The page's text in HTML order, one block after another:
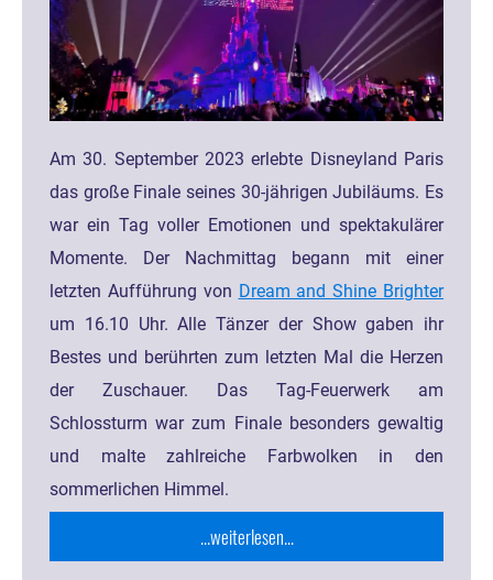
Am 30. September 2023 erlebte Disneyland Paris
das große Finale seines 30-jährigen Jubiläums. Es
war ein Tag voller Emotionen und spektakulärer
Momente. Der Nachmittag begann mit einer
letzten Aufführung von Dream and Shine Brighter
um 16.10 Uhr. Alle Tänzer der Show gaben ihr
Bestes und berührten zum letzten Mal die Herzen
der Zuschauer. Das Tag-Feuerwerk am
Schlossturm war zum Finale besonders gewaltig
und malte zahlreiche Farbwolken in den
sommerlichen Himmel.
...weiterlesen...